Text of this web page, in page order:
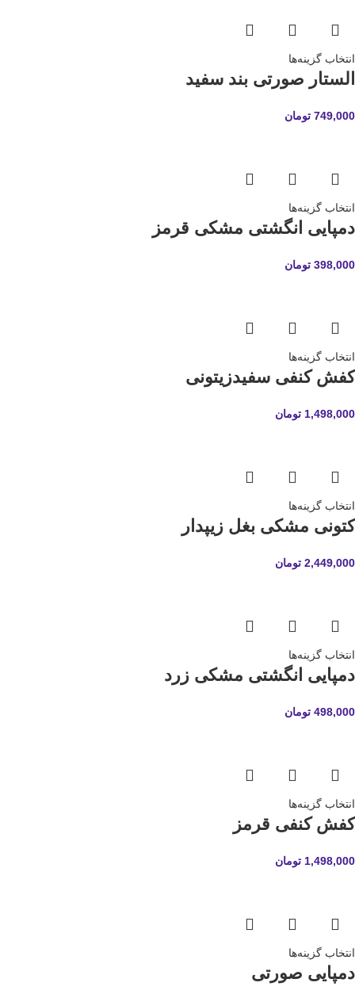
انتخاب گزینه‌ها
الستار صورتی بند سفید
749,000 تومان
انتخاب گزینه‌ها
دمپایی انگشتی مشکی قرمز
398,000 تومان
انتخاب گزینه‌ها
کفش کنفی سفیدزیتونی
1,498,000 تومان
انتخاب گزینه‌ها
کتونی مشکی بغل زیپدار
2,449,000 تومان
انتخاب گزینه‌ها
دمپایی انگشتی مشکی زرد
498,000 تومان
انتخاب گزینه‌ها
کفش کنفی قرمز
1,498,000 تومان
انتخاب گزینه‌ها
دمپایی صورتی